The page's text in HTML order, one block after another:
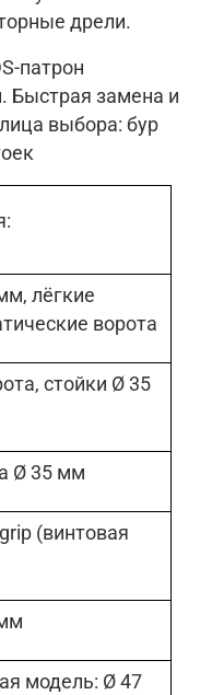
дрели.
патрон
Быстрая замена и
выбора: бур
лёгкие
ворота
стойки Ø 35
Ø 35 мм
(винтовая
модель: Ø 47